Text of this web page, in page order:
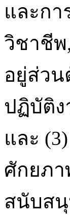
และก
วิชาชีพ
อยู่ส่วน
ปฏิบัติ
และ
ศักยภา
สนับส